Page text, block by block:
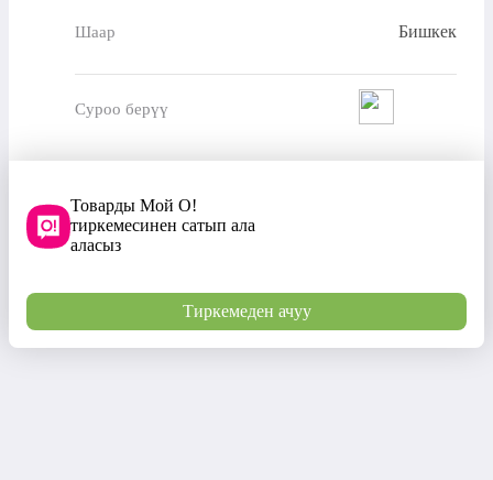
Шаар Бишкек
Суроо берүү
Товарды Мой О!
тиркемесинен сатып ала
аласыз
Тиркемеден ачуу